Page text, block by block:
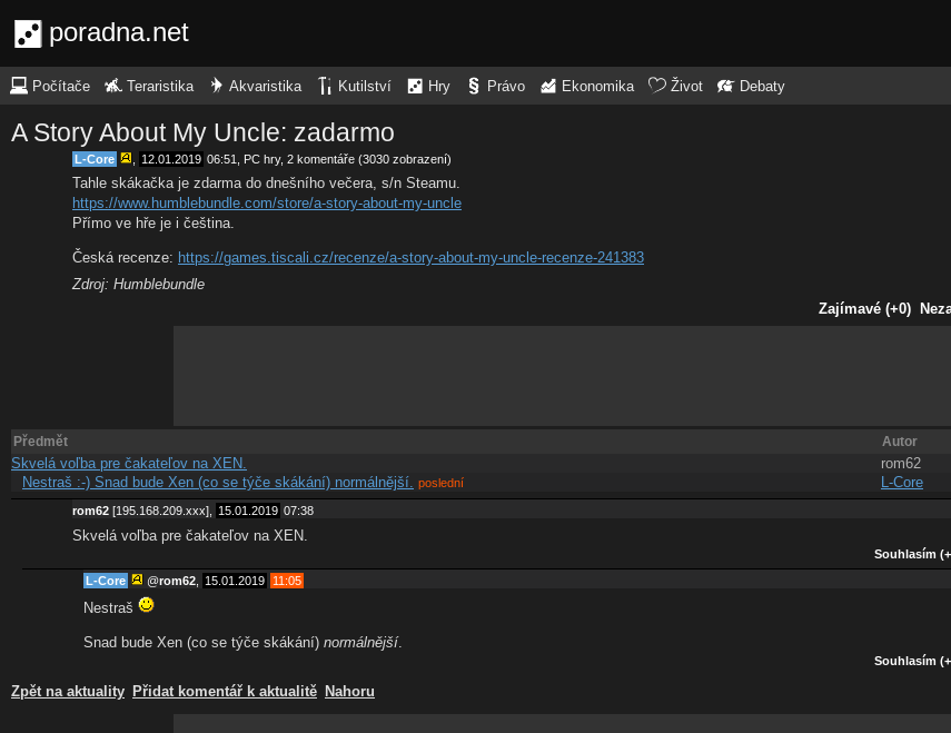
poradna.net
Počítače Teraristika Akvaristika Kutilství Hry Právo Ekonomika Život Debaty
A Story About My Uncle: zadarmo
L-Core 12.01.2019 06:51 PC hry, 2 komentáře (3030 zobrazení)
Tahle skákačka je zdarma do dnešního večera, s/n Steamu.
https://www.humblebundle.com/store/a-story-about-my-uncle
Přímo ve hře je i čeština.
Česká recenze: https://games.tiscali.cz/recenze/a-story-about-my-uncle-recenze-241383
Zdroj: Humblebundle
Zajímavé (+0)
Předmět Autor
Skvelá voľba pre čakateľov na XEN. rom62
Nestraš :-) Snad bude Xen (co se týče skákání) normálnější. poslední L-Core
rom62 [195.168.209.xxx], 15.01.2019 07:38
Skvelá voľba pre čakateľov na XEN.
Souhlasím
L-Core @rom62 15.01.2019 11:05
Nestraš
Snad bude Xen (co se týče skákání) normálnější.
Souhlasím
Zpět na aktuality Přidat komentář k aktualitě Nahoru